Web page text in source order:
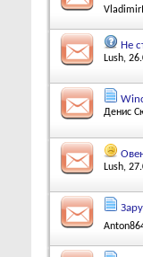
Не
Lush,
Денис
Lush,